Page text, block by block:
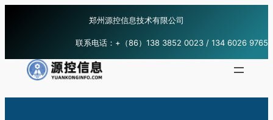
郑州源控信息技术有限公司
联系电话：+（86）138 3852 0023 / 134 6026 9765